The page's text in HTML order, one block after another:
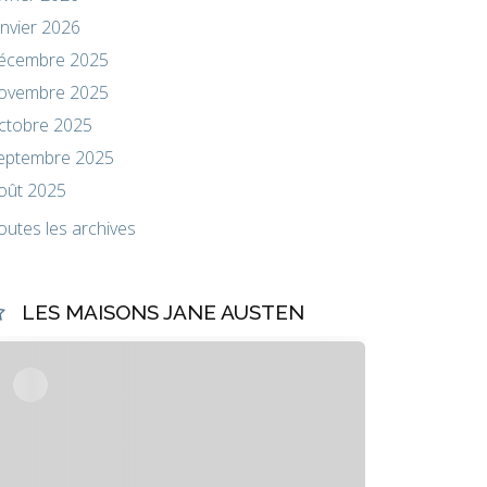
2026
2025
2025
2025
2025
2025
les archives
LES MAISONS JANE AUSTEN